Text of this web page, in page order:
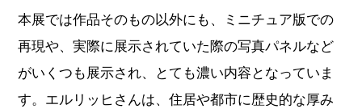
本展では作品そのもの以外にも、ミニチュア版での
再現や、実際に展示されていた際の写真パネルなど
がいくつも展示され、とても濃い内容となっていま
す。エルリッヒさんは、住居や都市に歴史的な厚み